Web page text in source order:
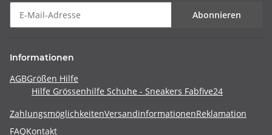
Abonnieren
Informationen
AGBGrößen Hilfe
Hilfe Grössenhilfe Schuhe - Sneakers Fabfive24
ZahlungsmöglichkeitenVersandinformationenReklamation
FAQKontakt